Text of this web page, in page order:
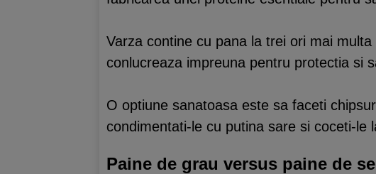
Varza contine cu pana la trei ori mai
conlucreaza impreuna pentru protectia si
O optiune sanatoasa este sa faceti
condimentati-le cu putina sare si coceti-
Paine de grau versus paine de